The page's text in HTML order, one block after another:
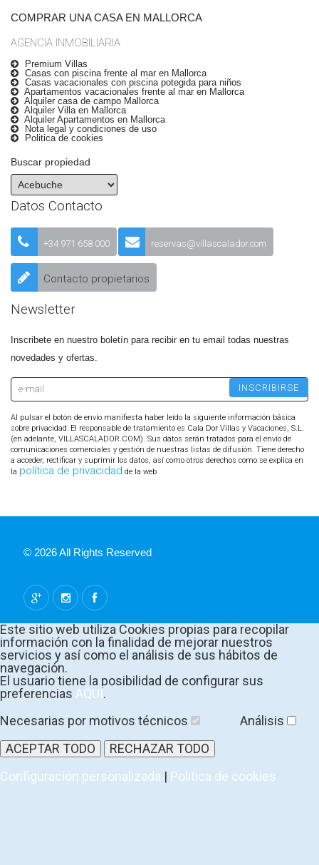
COMPRAR UNA CASA EN MALLORCA
AGENCIA INMOBILIARIA
Premium Villas
Casas con piscina frente al mar en Mallorca
Casas vacacionales con piscina potegida para niños
Apartamentos vacacionales frente al mar en Mallorca
Alquiler casa de campo Mallorca
Alquiler Villa en Mallorca
Alquiler Apartamentos en Mallorca
Nota legal y condiciones de uso
Politica de cookies
Buscar propiedad
Datos Contacto
+34 971 658 000 reservas@villascalador.com
Contacto propietarios
Newsletter
Inscribete en nuestro boletín para recibir en tu email todas nuestras
novedades y ofertas.
Al pulsar el botón de envío manifiesta haber leído la siguiente información básica
sobre privacidad: El responsable de tratamiento es Cala Dor Villas y Vacaciones, S.L.
(en adelante, VILLASCALADOR.COM). Sus datos serán tratados para el envío de
comunicaciones comerciales y gestión de nuestras listas de difusión. Tiene derecho
a acceder, rectificar y suprimir los datos, así como otros derechos como se explica en
la política de privacidad de la web
© 2026 All Rights Reserved
Este sitio web utiliza Cookies propias para recopilar
información con la finalidad de mejorar nuestros
servicios y así como el análisis de sus hábitos de
navegación.
El usuario tiene la posibilidad de configurar sus
preferencias AQUÍ.
Necesarias por motivos técnicos
Análisis
ACEPTAR TODO
RECHAZAR TODO
Configuración personalizada | Politica de cookies